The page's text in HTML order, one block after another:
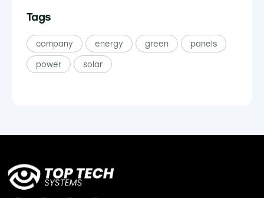
Tags
company energy green panels
power solar